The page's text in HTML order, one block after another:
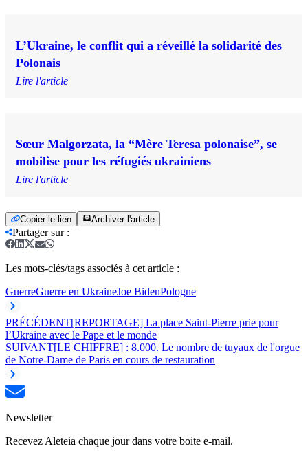
L’Ukraine, le conflit qui a réveillé la solidarité des
Polonais
Lire l'article
Sœur Malgorzata, la “Mère Teresa polonaise”, se
mobilise pour les réfugiés ukrainiens
Lire l'article
Copier le lien Archiver l'article
Partager sur:
Les mots-clés/tags associés à cet article :
GuerreGuerre en UkraineJoe BidenPologne
PRÉCÉDENT[REPORTAGE] La place Saint-Pierre prie pour
l’Ukraine avec le Pape et le monde
SUIVANT[LE CHIFFRE] : 8.000. Le nombre de tuyaux de l'orgue
de Notre-Dame de Paris en cours de restauration
Newsletter
Recevez Aleteia chaque jour dans votre boite e-mail.